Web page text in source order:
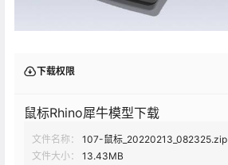
下载权限
鼠标Rhino犀牛模型下载
文件名称：
107-鼠标_20220213_082325.zip
文件大小：
13.43MB